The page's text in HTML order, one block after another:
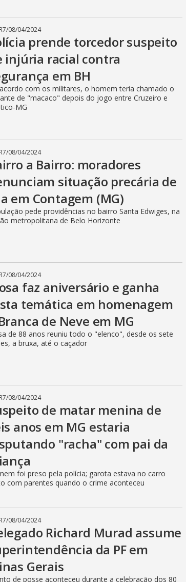
/08/04/2024
prende torcedor suspeito
injúria racial contra
em BH
com os militares, o homem teria chamado o
de "macaco" depois do jogo entre Cruzeiro e
MG
/08/04/2024
a Bairro: moradores
situação precária de
em Contagem (MG)
pede providências no bairro Santa Edwiges, na
metropolitana de Belo Horizonte
/08/04/2024
faz aniversário e ganha
temática em homenagem
de Neve em MG
de 88 anos reuniu todo o "elenco", desde os sete
a bruxa, até o caçador
/08/04/2024
de matar menina de
anos em MG estaria
"racha" com pai da
foi preso pela polícia; garota estava no carro
com parentes quando o crime aconteceu
/08/04/2024
Richard Murad assume
da PF em
Gerais
de posse aconteceu durante a celebração dos 80